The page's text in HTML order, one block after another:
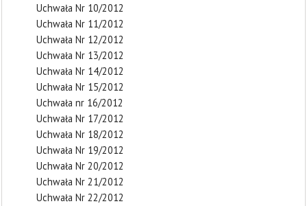
Uchwała Nr 10/2012
Uchwała Nr 11/2012
Uchwała Nr 12/2012
Uchwała Nr 13/2012
Uchwała Nr 14/2012
Uchwała Nr 15/2012
Uchwała nr 16/2012
Uchwała Nr 17/2012
Uchwała Nr 18/2012
Uchwała Nr 19/2012
Uchwała Nr 20/2012
Uchwała Nr 21/2012
Uchwała Nr 22/2012